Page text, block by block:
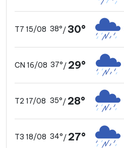
T7 15/08 38°/30°
CN 16/08 37°/ 29°
T2 17/08 35°/ 28°
T3 18/08 34°/ 27°